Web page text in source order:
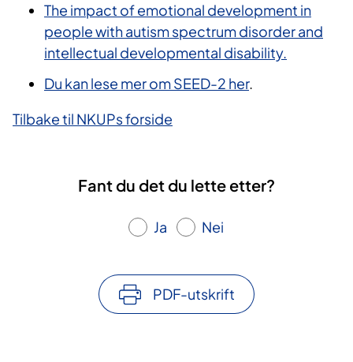
The impact of emotional development in
people with autism spectrum disorder and
intellectual developmental disability.
Du kan lese mer om SEED-2 her.
Tilbake til NKUPs forside
Fant du det du lette etter?
Ja Nei
PDF-utskrift